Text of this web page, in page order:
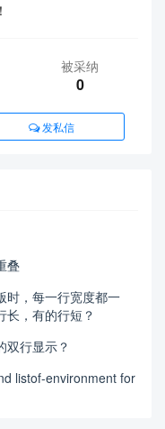
被采纳
0
发私信
叠
时，每一行宽度都一
长，有的行短？
双行显示？
listof-environment for